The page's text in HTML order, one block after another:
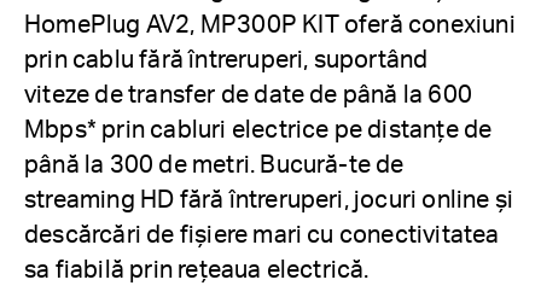
HomePlug AV2, MP300P KIT oferă conexiuni
prin cablu fără întreruperi, suportând
viteze de transfer de date de până la 600
Mbps* prin cabluri electrice pe distanțe de
până la 300 de metri. Bucură-te de
streaming HD fără întreruperi, jocuri online și
descărcări de fișiere mari cu conectivitatea
sa fiabilă prin rețeaua electrică.